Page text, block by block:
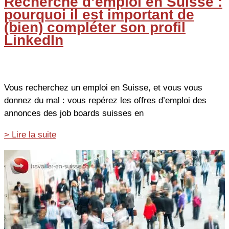
pourquoi il est important de
(bien) compléter son profil
LinkedIn
Vous recherchez un emploi en Suisse, et vous vous
donnez du mal : vous repérez les offres d’emploi des
annonces des job boards suisses en
Recherche
en
Suisse
pourquoi
il
est
> Lire la suite